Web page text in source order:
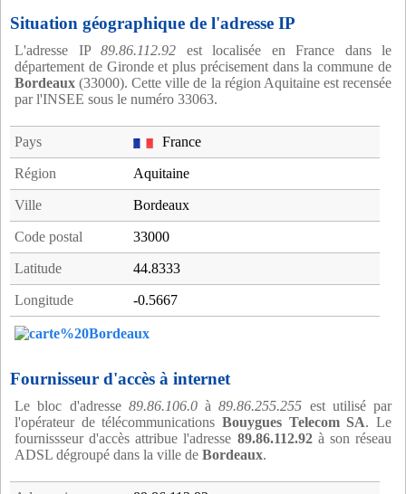
Situation géographique de l'adresse IP
L'adresse IP 89.86.112.92 est localisée en France dans le
département de Gironde et plus précisement dans la commune de
Bordeaux (33000). Cette ville de la région Aquitaine est recensée
par l'INSEE sous le numéro 33063.
Pays France
Région Aquitaine
Ville Bordeaux
Code postal 33000
Latitude 44.8333
Longitude -0.5667
Fournisseur d'accès à internet
Le bloc d'adresse 89.86.106.0à89.86.255.255 est utilisé par
l'opérateur de télécommunications Bouygues Telecom SA. Le
fournissseur d'accès attribue l'adresse 89.86.112.92à son réseau
ADSL dégroupé dans la ville de Bordeaux.